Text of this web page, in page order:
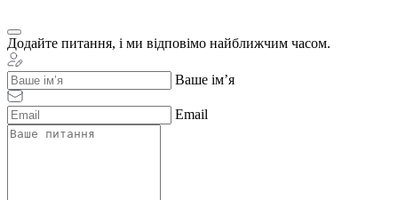
Додайте питання, і ми відповімо найближчим часом.
Ваше ім’я
Email